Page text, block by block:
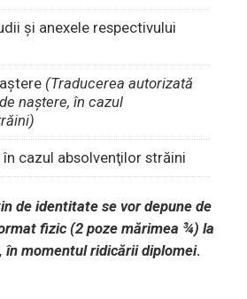
şi anexele respectivului
(Traducerea autorizată
naştere, în cazul
în cazul absolvenţilor străini
de identitate se vor depune de
fizic (2 poze mărimea ¾) la
în momentul ridicării diplomei.